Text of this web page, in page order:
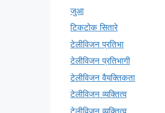
जुआ
टिकटोक सितारे
टेलीविजन प्रतिभा
टेलीविजन प्रतिभागी
टेलीविजन वैयक्तिकता
टेलीविजन व्यक्तित्व
टेलीविज़न व्यक्तित्व